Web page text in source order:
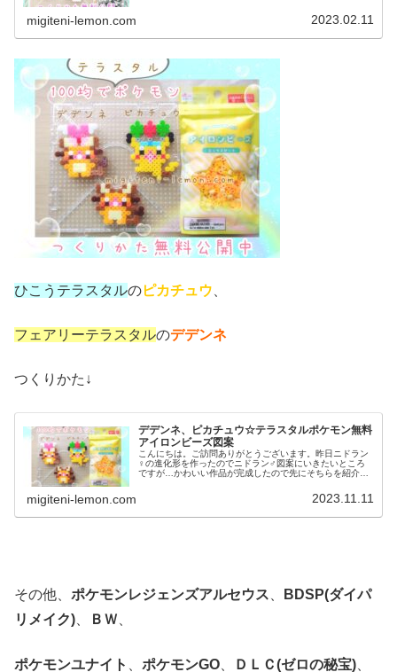
migiteni-lemon.com 2023.02.11
ひこうテラスタルのピカチュウ
フェアリーテラスタルのデデンネ
つくりかた↓
デデンネ、ピカチュウ☆テラスタルポケモン無料
アイロンビーズ図案
こんにちは。ご訪問ありがとうございます。昨日ニドラン
♀の進化形を作ったのでニドラン♂図案にいきたいところ
ですが…かわいい作品が完成したので先にそちらを紹介し
migiteni-lemon.com 2023.11.11
その他、 ポケモンレジェンズアルセウス
BDSP(ダイパ
リメイク)
ＢＷ
ポケモンユナイト ポケモンGO ＤＬＣ(ゼロの秘宝)